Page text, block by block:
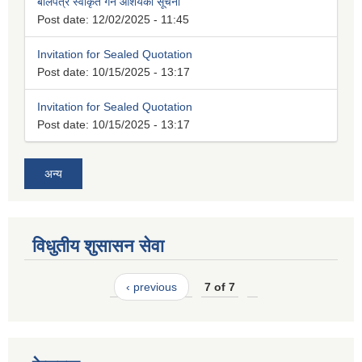
Post date: 12/02/2025 - 11:45
Invitation for Sealed Quotation
Post date: 10/15/2025 - 13:17
Invitation for Sealed Quotation
Post date: 10/15/2025 - 13:17
अन्य
विधुतीय शुसासन सेवा
‹ previous 7 of 7